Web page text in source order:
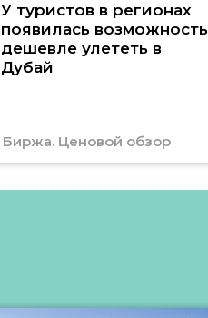
У туристов в регионах
появилась возможность
дешевле улететь в
Дубай
Биржа. Ценовой обзор